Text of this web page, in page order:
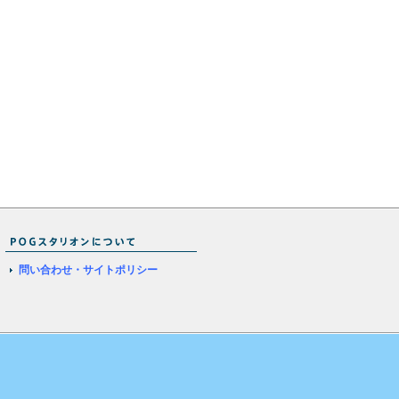
問い合わせ・サイトポリシー